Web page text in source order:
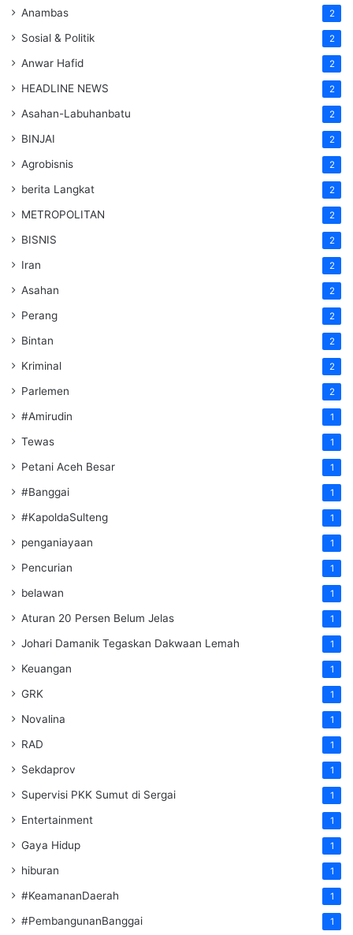
Anambas 2
Sosial & Politik 2
Anwar Hafid 2
HEADLINE NEWS 2
Asahan-Labuhanbatu 2
BINJAI 2
Agrobisnis 2
berita Langkat 2
METROPOLITAN 2
BISNIS 2
Iran 2
Asahan 2
Perang 2
Bintan 2
Kriminal 2
Parlemen 2
#Amirudin 1
Tewas 1
Petani Aceh Besar 1
#Banggai 1
#KapoldaSulteng 1
penganiayaan 1
Pencurian 1
belawan 1
Aturan 20 Persen Belum Jelas 1
Johari Damanik Tegaskan Dakwaan Lemah 1
Keuangan 1
GRK 1
Novalina 1
RAD 1
Sekdaprov 1
Supervisi PKK Sumut di Sergai 1
Entertainment 1
Gaya Hidup 1
hiburan 1
#KeamananDaerah 1
#PembangunanBanggai 1